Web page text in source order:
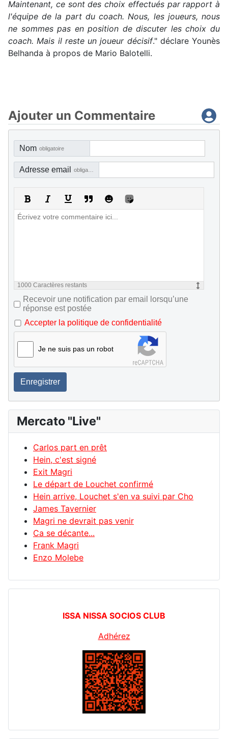
Maintenant, ce sont des choix effectués par rapport à
l'équipe de la part du coach. Nous, les joueurs, nous
ne sommes pas en position de discuter les choix du
coach. Mais il reste un joueur décisif." déclare Younès
Belhanda à propos de Mario Balotelli.
Ajouter un Commentaire
Nom obligatoire
Adresse email
1000 Caractères restants
Recevoir une notification par email lorsqu’une
réponse est postée
Accepter la politique de confidentialité
Je ne suis pas un robot
Enregistrer
Mercato "Live"
Carlos part en prêt
Hein, c'est signé
Exit Magri
Le départ de Louchet confirmé
Hein arrive, Louchet s'en va suivi par Cho
James Tavernier
Magri ne devrait pas venir
Ca se décante...
Frank Magri
Enzo Molebe
ISSA NISSA SOCIOS CLUB
Adhérez